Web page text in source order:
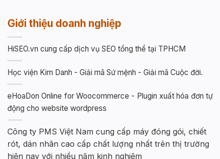
Giới thiệu doanh nghiệp
HiSEO.vn cung cấp dịch vụ SEO tổng thể tại TPHCM
Học viện Kim Danh - Giải mã Sứ mệnh - Giải mã Cuộc đời.
eHoaDon Online for Woocommerce - Plugin xuất hóa đơn tự
động cho website wordpress
Công ty PMS Việt Nam cung cấp máy đóng gói, chiết
rót, dán nhãn cao cấp chất lượng nhất trên thị trường
hiện nay với nhiều năm kinh nghiệm